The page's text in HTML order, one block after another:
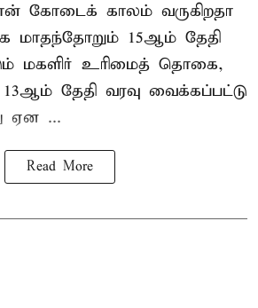
கோடைக் காலம் வருகிறதா
மாதந்தோறும் 15ஆம் தேதி
மகளிர் உரிமைத் தொகை,
13ஆம் தேதி வரவு வைக்கப்பட்டு
ஏன ...
Read More